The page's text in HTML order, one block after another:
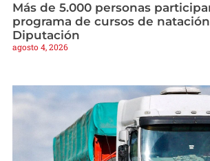
Más de 5.000 personas
programa de cursos de
Diputación
agosto 4, 2026